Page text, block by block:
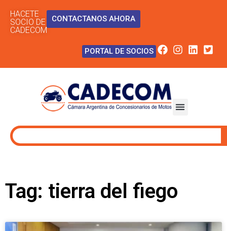
HACETE
SOCIO DE
CADECOM
CONTACTANOS AHORA
PORTAL DE SOCIOS
Tag: tierra del fiego